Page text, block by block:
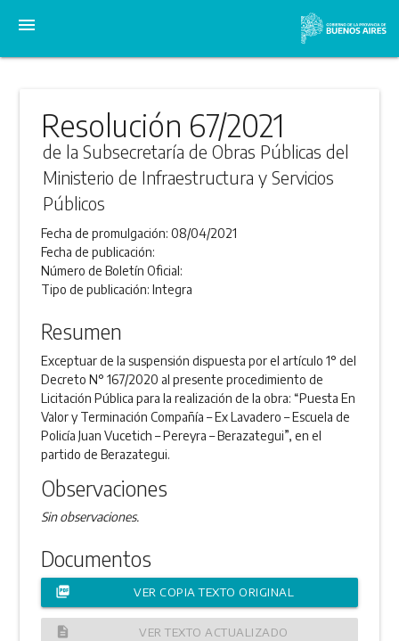
menu
Resolución 67/2021
de la Subsecretaría de Obras Públicas del
Ministerio de Infraestructura y Servicios
Públicos
Fecha de promulgación:08/04/2021
Fecha de publicación:
Número de Boletín Oficial:
Tipo de publicación:Integra
Resumen
Exceptuar de la suspensión dispuesta por el artículo 1° del
Decreto N° 167/2020 al presente procedimiento de
Licitación Pública para la realización de la obra: “Puesta En
Valor y Terminación Compañía – Ex Lavadero – Escuela de
Policía Juan Vucetich – Pereyra – Berazategui”, en el
partido de Berazategui.
Observaciones
Sin observaciones.
Documentos
picture_as_pdf VER COPIA TEXTO ORIGINAL
description VER TEXTO ACTUALIZADO